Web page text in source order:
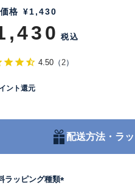
格 ¥1,430
税込
4.50 （2）
ント還元
配送方法・ラ
ラッピング種類